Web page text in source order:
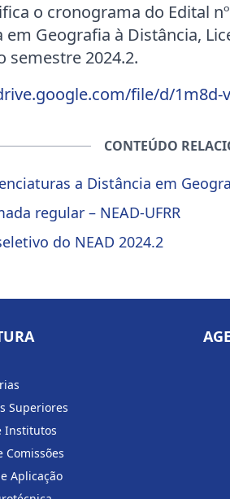
o cronograma do Edital
Geografia à Distância,
semestre 2024.2.
file/d/1m8d-
CONTEÚDO
a Distância em
regular – NEAD-UFRR
do NEAD 2024.2
Superiores
Institutos
Comissões
Aplicação